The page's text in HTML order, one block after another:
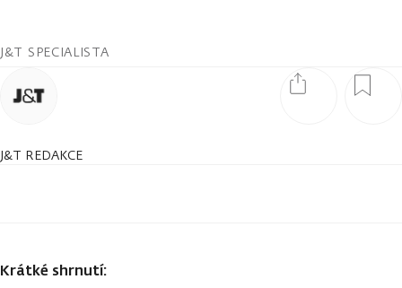
J&T SPECIALISTA
J&T REDAKCE
Krátké shrnutí: